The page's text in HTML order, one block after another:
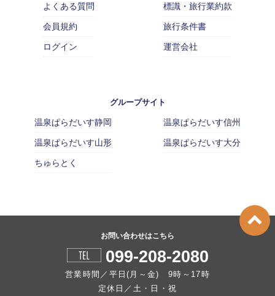
よくある質問
会員規約
ログイン
標識・旅行業約款
旅行条件書
運営会社
グループサイト
温泉ぱらだいす静岡
温泉ぱらだいす山形
ちゅらとく
温泉ぱらだいす信州
温泉ぱらだいす大分
お問い合わせはこちら
099-208-2080
営業時間／平日(月～金) 9時～17時
定休日／土・日・祝